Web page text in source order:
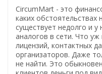
CircumMart - это
каких обстоятельствах
существует недолго и у
аналогов в сети. Что
лицензий, контактных
организаторов. Даже
не найти. Это